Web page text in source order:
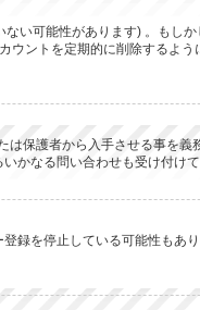
い可能性があります) 。もし
ウントを定期的に削除するよ
保護者から入手させる事を義
かなる問い合わせも受け付けて
録を停止している可能性もあ